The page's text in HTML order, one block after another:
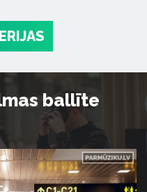
ballīte